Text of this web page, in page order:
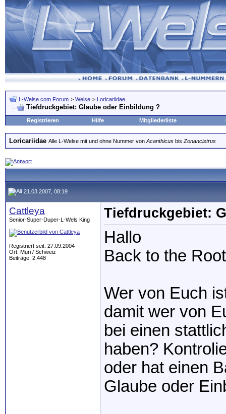
L-Welse.com Forum > Welse > Loricariidae
Tiefdruckgebiet: Glaube oder Einbildung ?
Registrieren Hilfe Mitgliederliste
Loricariidae Alle L-Welse mit und ohne Nummer von Acanthicus bis Zonancistrus
21.03.2007, 08:19
Cattleya
Senior-Super-Duper-L-Wels King
Registriert seit: 27.09.2004
Ort: Muri / Schweiz
Beiträge: 2.448
Tiefdruckgebiet:
Hallo
Back to the
Wer von Euch
damit wer von
bei einen
haben?
oder hat einen
Glaube oder